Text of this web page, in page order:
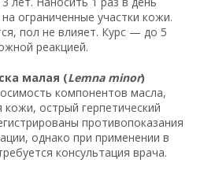
ограниченные участки кожи.
пол не влияет. Курс — до 5
реакцией.
малая (Lemna minor)
компонентов масла,
острый герпетический
противопоказания
однако при применении в
консультация врача.